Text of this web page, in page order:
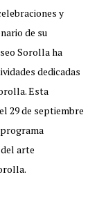
y
de su
Sorolla ha
dedicadas
Esta
29 de septiembre
arte